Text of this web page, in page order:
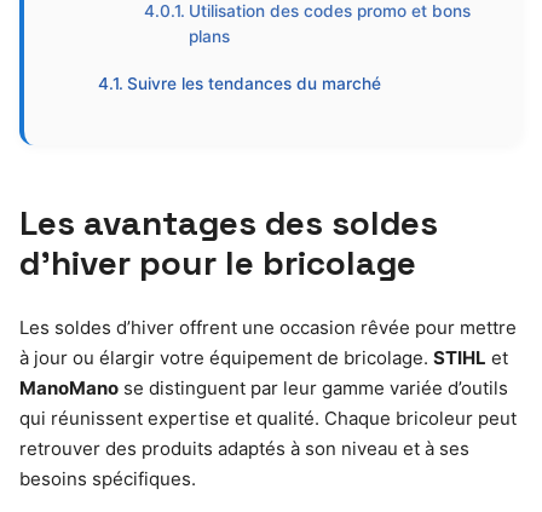
Utilisation des codes promo et bons
plans
Suivre les tendances du marché
Les avantages des soldes
d’hiver pour le bricolage
Les soldes d’hiver offrent une occasion rêvée pour mettre
à jour ou élargir votre équipement de bricolage. STIHL et
ManoMano se distinguent par leur gamme variée d’outils
qui réunissent expertise et qualité. Chaque bricoleur peut
retrouver des produits adaptés à son niveau et à ses
besoins spécifiques.